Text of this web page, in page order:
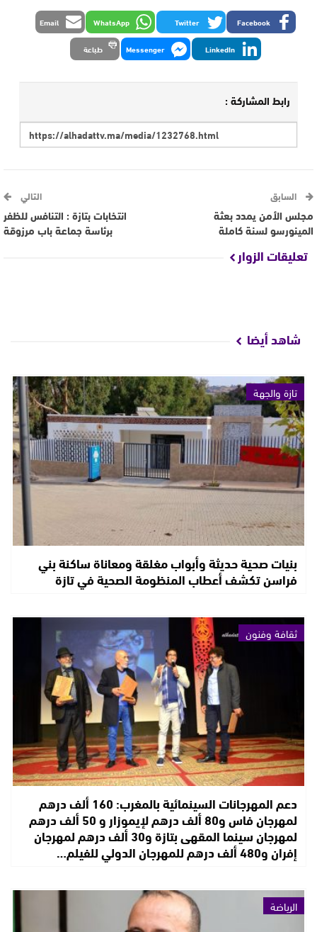
Facebook
Twitter
WhatsApp
Email
LinkedIn
Messenger طباعة
رابط المشاركة :
السابق
مجلس الأمن يمدد بعثة
المينورسو لسنة كاملة
التالي
انتخابات بتازة : التنافس للظفر
برئاسة جماعة باب مرزوقة
تعليقات الزوار
شاهد أيضا
تازة والجهة
بنيات صحية حديثة وأبواب مغلقة ومعاناة ساكنة بني
فراسن تكشف أعطاب المنظومة الصحية في تازة
ثقافة وفنون
دعم المهرجانات السينمائية بالمغرب: 160 ألف درهم
لمهرجان فاس و80 ألف درهم لإيموزار و 50 ألف درهم
لمهرجان سينما المقهى بتازة و30 ألف درهم لمهرجان
إفران و480 ألف درهم للمهرجان الدولي للفيلم…
الرياضة